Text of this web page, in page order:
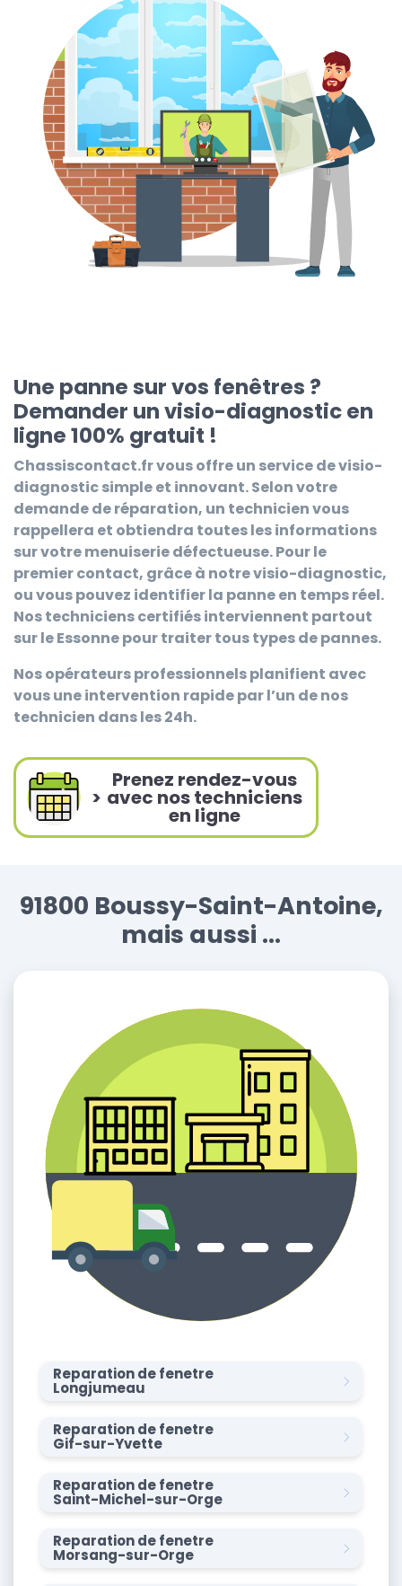
Une panne sur vos fenêtres ?
Demander un visio-diagnostic en
ligne 100% gratuit !
Chassiscontact.frvous offre un service de visio-
diagnostic simple et innovant. Selon votre
demande de réparation, un technicien vous
rappellera et obtiendra toutes les informations
sur votre menuiserie défectueuse. Pour le
premier contact, grâce à notre visio-diagnostic,
ou vous pouvez identifier la panne en temps réel.
Nos techniciens certifiés interviennent partout
sur le Essonne pour traiter tous types de pannes.
Nos opérateurs professionnels planifient avec
vous une intervention rapide par l’un de nos
technicien dans les 24h.
>
Prenez rendez-vous
avec nos techniciens
en ligne
91800 Boussy-Saint-Antoine,
mais aussi ...
Reparation de fenetre
Longjumeau
Reparation de fenetre
Gif-sur-Yvette
Reparation de fenetre
Saint-Michel-sur-Orge
Reparation de fenetre
Morsang-sur-Orge